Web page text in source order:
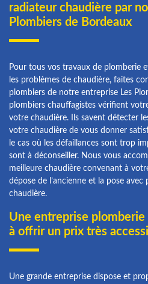
radiateur chaudière par
Plombiers de Bordeaux
Pour tous vos travaux de plomberie
les problèmes de chaudière, faites
plombiers de notre entreprise Les
plombiers chauffagistes vérifient
votre chaudière. Ils savent détecter
votre chaudière de vous donner
le cas où les défaillances sont trop
sont à déconseiller. Nous vous
meilleure chaudière convenant à
dépose de l’ancienne et la pose
chaudière.
Une entreprise
à offrir un prix très
Une grande entreprise dispose et